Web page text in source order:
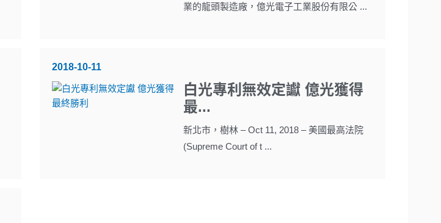
業的龍頭製造廠，億光電子工業股份有限公 ...
2018-10-11
白光專利無效定讞 億光獲得
最...
新北市，樹林 – Oct 11, 2018 – 美國最高法院
(Supreme Court of t ...